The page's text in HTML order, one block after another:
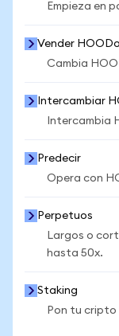
Empieza en
Vender
Cambia
Intercambiar
Intercambia
Predecir
Opera con
Perpetuos
Largos o
hasta 50x.
Staking
Pon tu